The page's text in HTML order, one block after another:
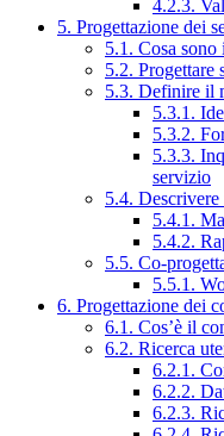
4.2.3.
5. Progettazione dei
5.1. Cosa
5.2.
5.3. Definire il
5.3.1.
5.3.2.
5.3.3.
servizio
5.4.
5.4.1.
5.4.2.
5.5. Co-
5.5.1.
6. Progettazione dei
6.1. Cos’è il
6.2. Ricerca
6.2.1.
6.2.2.
6.2.3.